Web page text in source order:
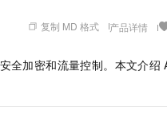
复制 MD 格式 产品详情
全加密和流量控制。本文介绍
Qoder
面向真实软件的智能体编程平
轻松解锁专属 DeepSeek-
5 分钟轻松部署专属
长
，夜间低至2折
从图文生成到视频创作，一
AI 广告创作
图文、视频一站生成，高效打
JAVA
云网络合作计划
信息公告